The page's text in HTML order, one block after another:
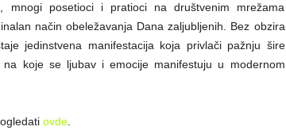
posetioci i pratioci na društvenim mrežama
način obeležavanja Dana zaljubljenih. Bez obzira
jedinstvena manifestacija koja privlači pažnju šire
koje se ljubav i emocije manifestuju u modernom
ovde.